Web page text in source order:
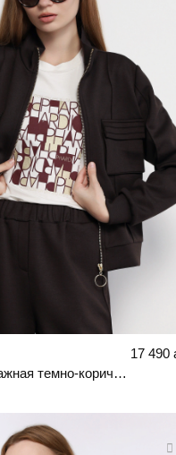
Куртка трикотажная темно-коричневого цвета с накладными карманами
17 490